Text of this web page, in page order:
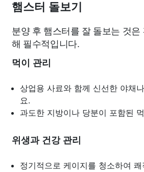
햄스터 돌보기
분양 후 햄스터를 잘 돌보는 것은
해 필수적입니다.
먹이 관리
상업용 사료와 함께 신선한 야채
요.
과도한 지방이나 당분이 포함된
위생과 건강 관리
정기적으로 케이지를 청소하여